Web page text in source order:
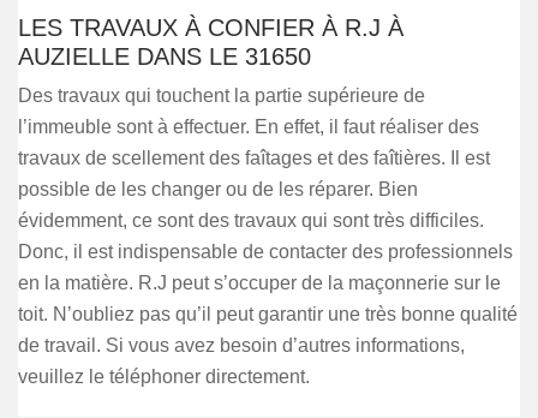
LES TRAVAUX À CONFIER À R.J À
AUZIELLE DANS LE 31650
Des travaux qui touchent la partie supérieure de
l’immeuble sont à effectuer. En effet, il faut réaliser des
travaux de scellement des faîtages et des faîtières. Il est
possible de les changer ou de les réparer. Bien
évidemment, ce sont des travaux qui sont très difficiles.
Donc, il est indispensable de contacter des professionnels
en la matière. R.J peut s’occuper de la maçonnerie sur le
toit. N’oubliez pas qu’il peut garantir une très bonne qualité
de travail. Si vous avez besoin d’autres informations,
veuillez le téléphoner directement.